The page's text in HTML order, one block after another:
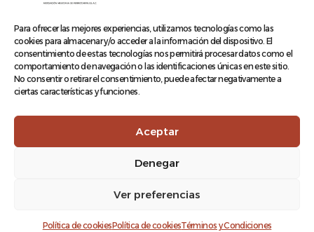
Para ofrecer las mejores experiencias, utilizamos tecnologías como las
cookies para almacenar y/o acceder a la información del dispositivo. El
consentimiento de estas tecnologías nos permitirá procesar datos como el
comportamiento de navegación o las identificaciones únicas en este sitio.
No consentir o retirar el consentimiento, puede afectar negativamente a
ciertas características y funciones.
Aceptar
Denegar
Ver preferencias
Política de cookiesPolítica de cookiesTérminos y Condiciones
Manuel María Contreras 133, Cuauhtémoc,
Terminos y condiciones
Log In